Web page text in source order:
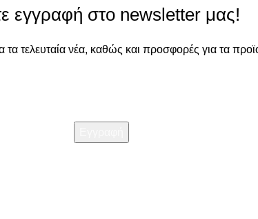
εγγραφή στο newsletter μας!
τα τελευταία νέα, καθώς και προσφορές για τα